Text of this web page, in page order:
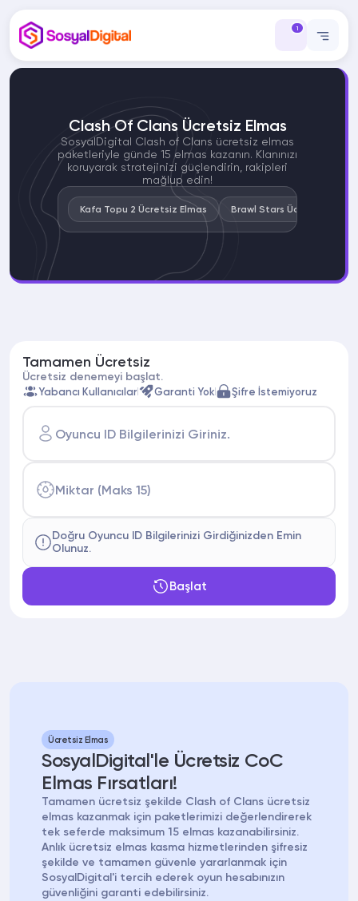
1
Clash Of Clans Ücretsiz Elmas
SosyalDigital Clash of Clans ücretsiz elmas
paketleriyle günde 15 elmas kazanın. Klanınızı
koruyarak stratejinizi güçlendirin, rakipleri
mağlup edin!
Kafa Topu 2 Ücretsiz Elmas Brawl Stars Ücretsiz Elmas
Tamamen Ücretsiz
Ücretsiz denemeyi başlat.
Yabancı Kullanıcılar Garanti Yok Şifre İstemiyoruz
Oyuncu ID Bilgilerinizi Giriniz.
Miktar (Maks 15)
Doğru Oyuncu ID Bilgilerinizi Girdiğinizden Emin
Olunuz.
Başlat
Ücretsiz Elmas
SosyalDigital'le Ücretsiz CoC
Elmas Fırsatları!
Tamamen ücretsiz şekilde Clash of Clans ücretsiz
elmas kazanmak için paketlerimizi değerlendirerek
tek seferde maksimum 15 elmas kazanabilirsiniz.
Anlık ücretsiz elmas kasma hizmetlerinden şifresiz
şekilde ve tamamen güvenle yararlanmak için
SosyalDigital'i tercih ederek oyun hesabınızın
güvenliğini garanti edebilirsiniz.